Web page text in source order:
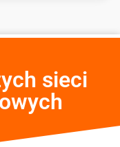
sieci